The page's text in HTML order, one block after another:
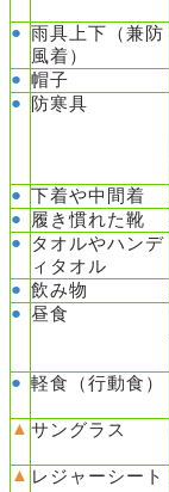
● 雨具上下（兼防
風着）
● 帽子
●
防寒具
● 下着や中間着
●
履き慣れた靴
●
タオルやハンデ
ィタオル
● 飲み物
●
昼食
● 軽食（行動食）
▲ サングラス
▲ レジャーシート